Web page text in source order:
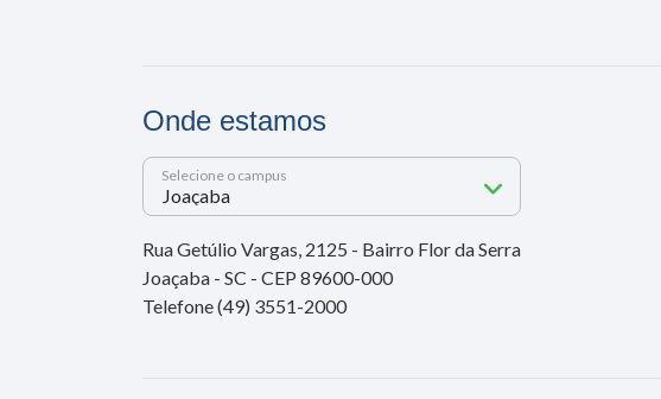
Onde estamos
Selecione o campus
Rua Getúlio Vargas, 2125 - Bairro Flor da Serra
Joaçaba - SC - CEP 89600-000
Telefone (49) 3551-2000